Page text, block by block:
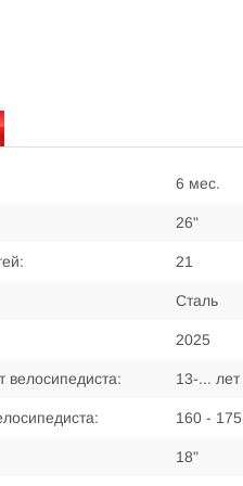
6 мес.
26"
21
Сталь
2025
велосипедиста: 13-... лет
160 -
18"